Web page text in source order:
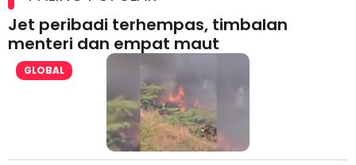
Jet peribadi terhempas, timbalan
menteri dan empat maut
GLOBAL